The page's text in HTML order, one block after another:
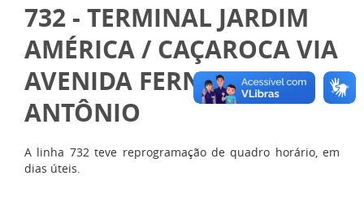
732 - TERMINAL JARDIM
AMÉRICA / CAÇAROCA VIA
AVENIDA FERNANDO
ANTÔNIO
A linha 732 teve reprogramação de quadro horário, em
dias úteis.